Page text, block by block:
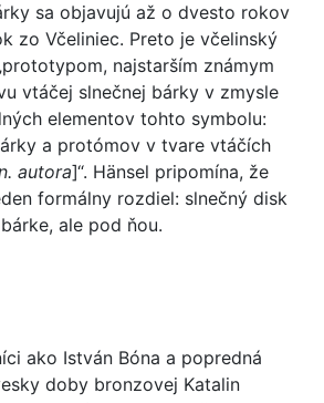
sa objavujú až o dvesto rokov
zo Včeliniec. Preto je včelinský
najstarším známym
vtáčej slnečnej bárky v zmysle
elementov tohto symbolu:
a protómov v tvare vtáčích
autora]“. Hänsel pripomína, že
formálny rozdiel: slnečný disk
ale pod ňou.
ako István Bóna a popredná
doby bronzovej Katalin